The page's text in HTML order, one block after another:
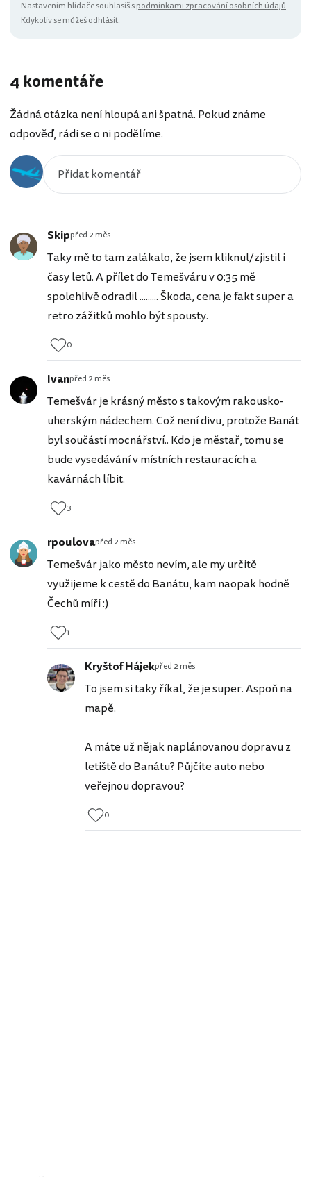
Nastavením hlídače souhlasíš spodmínkami zpracování osobních údajů.
Kdykoliv se můžeš odhlásit.
4 komentáře
Žádná otázka není hloupá ani špatná. Pokud známe
odpověď, rádi se o ni podělíme.
Skippřed 2 měs
Taky mě to tam zalákalo, že jsem kliknul/zjistil i
časy letů. A přílet do Temešváru v 0:35 mě
spolehlivě odradil ......... Škoda, cena je fakt super a
retro zážitků mohlo být spousty.
0
Ivanpřed 2 měs
Temešvár je krásný město s takovým rakousko-
uherským nádechem. Což není divu, protože Banát
byl součástí mocnářství.. Kdo je městař, tomu se
bude vysedávání v místních restauracích a
kavárnách líbit.
3
rpoulovapřed 2 měs
Temešvár jako město nevím, ale my určitě
využijeme k cestě do Banátu, kam naopak hodně
Čechů míří :)
1
Kryštof Hájekpřed 2 měs
To jsem si taky říkal, že je super. Aspoň na
mapě.
A máte už nějak naplánovanou dopravu z
letiště do Banátu? Půjčíte auto nebo
veřejnou dopravou?
0